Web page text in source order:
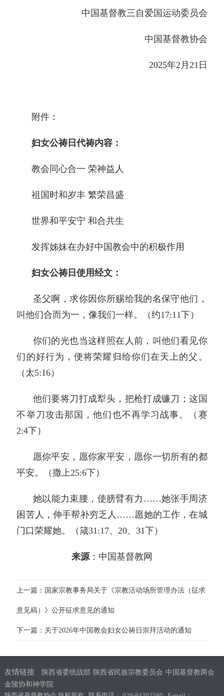
中国基督教三自爱国运动委员会
中国基督教协会
2025年2月21日
附件：
妇女公祷日代祷内容：
教会同心合一 荣神益人
祖国时和岁丰 繁荣昌盛
世界和平安宁 和合共生
发挥姊妹在办好中国教会中的积极作用
妇女公祷日使用经文：
圣父啊，求你因你所赐给我的名保守他们，
叫他们合而为一，像我们一样。（约17:11下）
你们的光也当这样照在人前，叫他们看见你
们的好行为，便将荣耀归给你们在天上的父。
（太5:16）
他们要将刀打成犁头，把枪打成镰刀；这国
不举刀攻击那国，他们也不再学习战事。（赛
2:4下）
愿你平安，愿你家平安，愿你一切所有的都
平安。（撒上25:6下）
她以能力束腰，使膀臂有力……她张手周济
困苦人，伸手帮补穷乏人……愿她的工作，在城
门口荣耀她。（箴31:17、20、31下）
来源：中国基督教网
上一篇：国家宗教事务局关于《宗教活动场所管理办法（征求
意见稿）》公开征求意见的通知
下一篇：关于2026年中国教会妇女公祷日崇拜活动的通知
友情链接 陕西省委统战部 陕西省民族宗教委员会 中国基督教两会
金陵协和神学院